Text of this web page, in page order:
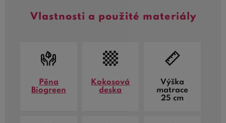
Vlastnosti a použité materiály
Pěna
Biogreen
Kokosová
deska
Výška
matrace
25 cm